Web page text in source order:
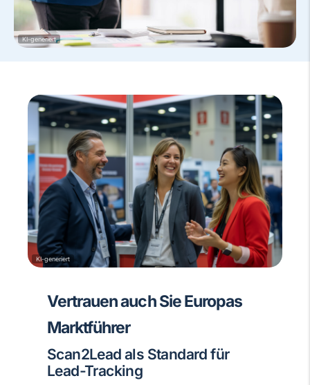
KI-generiert
Vertrauen auch Sie Europas
Marktführer
Scan2Lead als Standard für
Lead-Tracking
KI-generiert